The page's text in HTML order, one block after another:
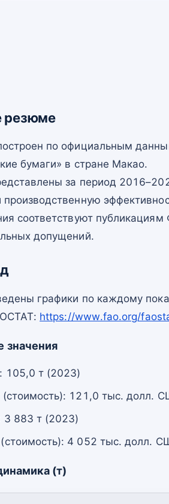
резюме
по официальным
бумаги» в стране Макао.
за период
соответствуют
допущений.
графики по каждому
https://www.fao.org/
значения
105,0 т (2023)
(стоимость): 121,0 тыс. долл.
3 883 т (2023)
4 052 тыс. долл.
(т)